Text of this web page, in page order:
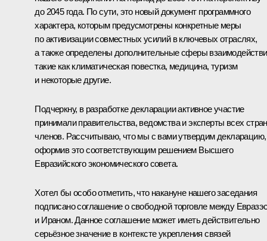
до 2045 года. По сути, это новый документ программного
характера, которым предусмотрены конкретные меры
по активизации совместных усилий в ключевых отраслях,
а также определены дополнительные сферы
такие как климатическая повестка, медицина, туризм
и некоторые другие.
Подчеркну, в разработке декларации активное участие
принимали правительства, ведомства и эксперты всех
членов. Рассчитываю, что мы с вами утвердим декларацию,
оформив это соответствующим решением Высшего
Евразийского экономического совета.
Хотел бы особо отметить, что накануне нашего заседания
подписано соглашение о свободной торговле между
и Ираном. Данное соглашение может иметь действительно
серьёзное значение в контексте укрепления связей